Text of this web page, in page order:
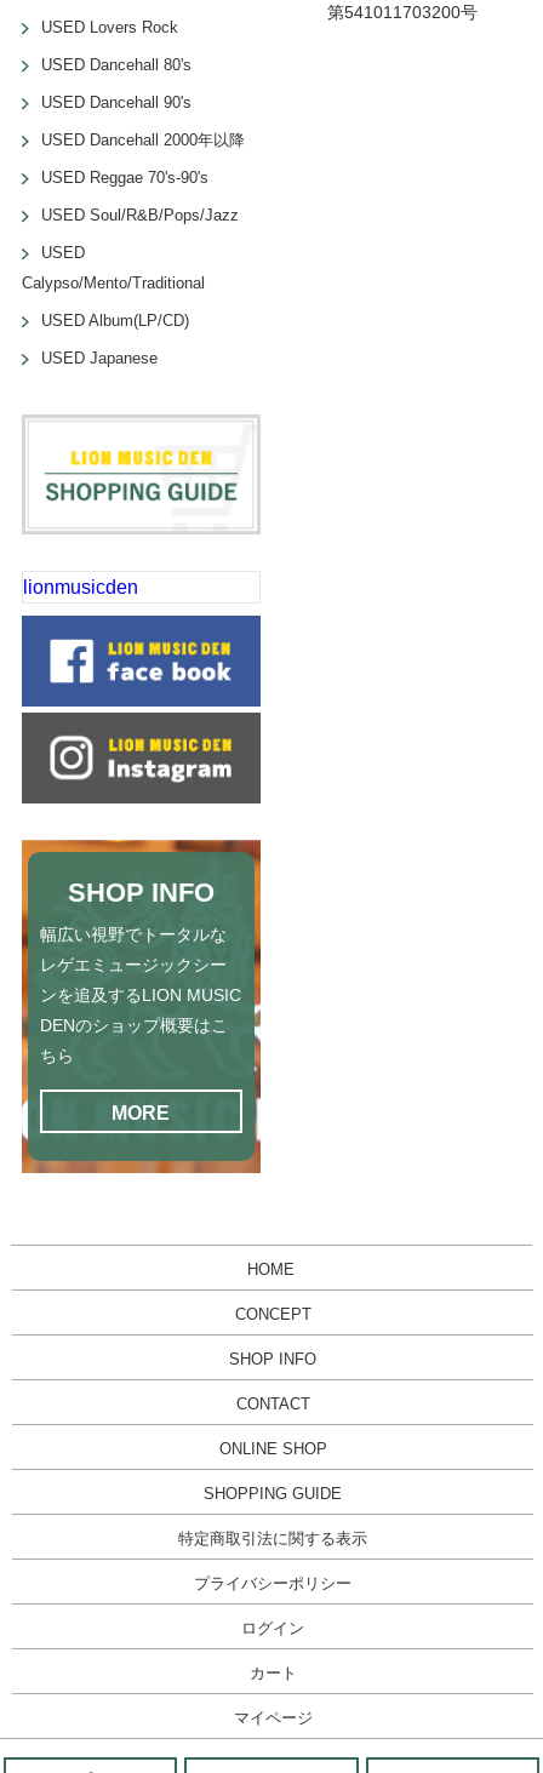
USED Lovers Rock
USED Dancehall 80's
USED Dancehall 90's
USED Dancehall 2000年以降
USED Reggae 70's-90's
USED Soul/R&B/Pops/Jazz
USED
Calypso/Mento/Traditional
USED Album(LP/CD)
USED Japanese
lionmusicden
SHOP INFO
幅広い視野でトータルな
レゲエミュージックシー
ンを追及するLION MUSIC
DENのショップ概要はこ
ちら
MORE
第541011703200号
HOME
CONCEPT
SHOP INFO
CONTACT
ONLINE SHOP
SHOPPING GUIDE
特定商取引法に関する表示
プライバシーポリシー
ログイン
カート
マイページ